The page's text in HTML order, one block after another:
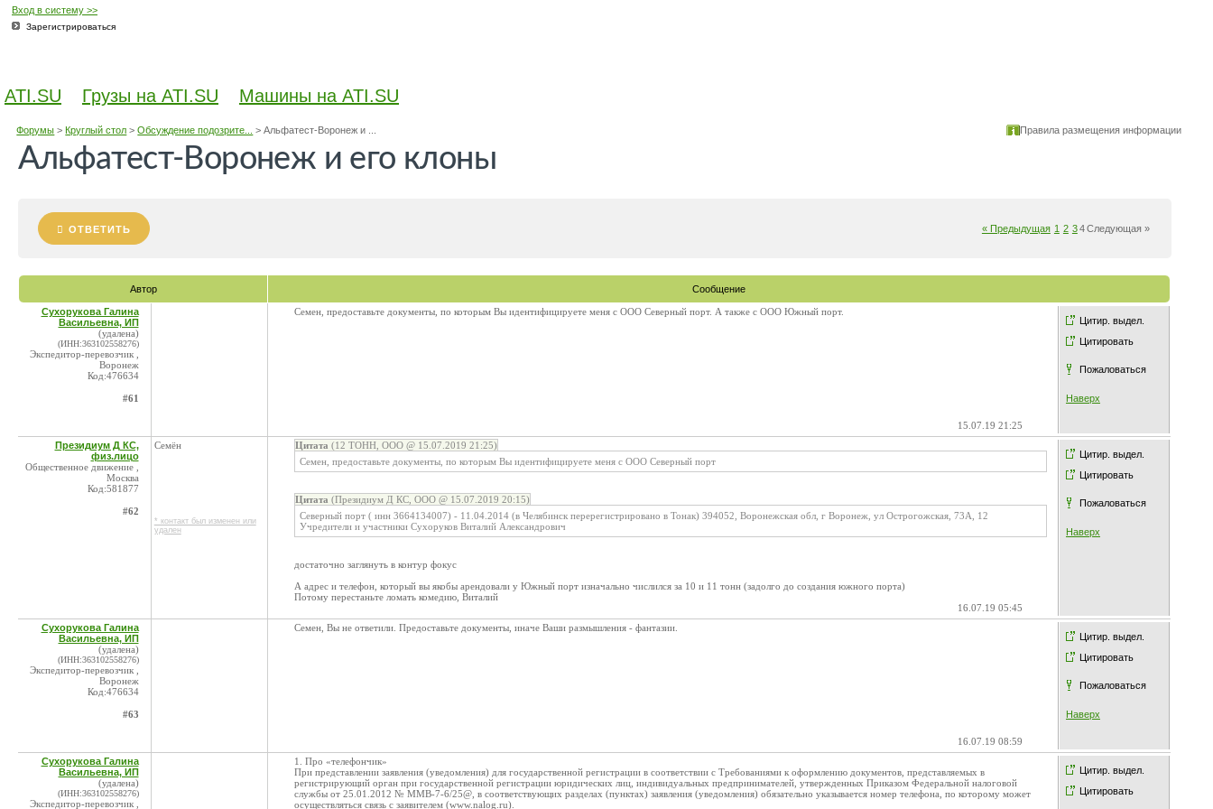
Вход в систему >>
Зарегистрироваться
ATI.SU Грузы на ATI.SU Машины на ATI.SU
Форумы >Круглый стол >Обсуждение подозрите... >Альфатест-Воронеж и ... Правила размещения информации
Альфатест-Воронеж и его клоны
ОТВЕТИТЬ « Предыдущая 1 2 34Следующая »
Автор Сообщение
Цитир. выдел.
Цитировать
Пожаловаться
Наверх
Сухорукова Галина
Васильевна, ИП
(удалена)
(ИНН:363102558276)
Экспедитор-перевозчик ,
Воронеж
Код:476634
#61
Семен, предоставьте документы, по которым Вы идентифицируете меня с ООО Северный порт. А также с ООО Южный порт.
15.07.19 21:25
Цитир. выдел.
Цитировать
Пожаловаться
Наверх
Президиум Д КС,
физ.лицо
Общественное движение ,
Москва
Код:581877
#62
Семён
* контакт был изменен или
удален
Цитата (12 ТОНН, ООО @ 15.07.2019 21:25)
Семен, предоставьте документы, по которым Вы идентифицируете меня с ООО Северный порт
Цитата (Президиум Д КС, ООО @ 15.07.2019 20:15)
Северный порт ( инн 3664134007) - 11.04.2014 (в Челябинск перерегистрировано в Тонак) 394052, Воронежская обл, г Воронеж, ул Острогожская, 73А, 12
Учредители и участники Сухоруков Виталий Александрович
достаточно заглянуть в контур фокус
А адрес и телефон, который вы якобы арендовали у Южный порт изначально числился за 10 и 11 тонн (задолго до создания южного порта)
Потому перестаньте ломать комедию, Виталий
16.07.19 05:45
Цитир. выдел.
Цитировать
Пожаловаться
Наверх
Сухорукова Галина
Васильевна, ИП
(удалена)
(ИНН:363102558276)
Экспедитор-перевозчик ,
Воронеж
Код:476634
#63
Семен, Вы не ответили. Предоставьте документы, иначе Ваши размышления - фантазии.
16.07.19 08:59
Цитир. выдел.
Цитировать
Сухорукова Галина
Васильевна, ИП
(удалена)
(ИНН:363102558276)
Экспедитор-перевозчик ,
1. Про «телефончик»
При представлении заявления (уведомления) для государственной регистрации в соответствии с Требованиями к оформлению документов, представляемых в
регистрирующий орган при государственной регистрации юридических лиц, индивидуальных предпринимателей, утвержденных Приказом Федеральной налоговой
службы от 25.01.2012 № ММВ-7-6/25@, в соответствующих разделах (пунктах) заявления (уведомления) обязательно указывается номер телефона, по которому может
осуществляться связь с заявителем (www.nalog.ru).